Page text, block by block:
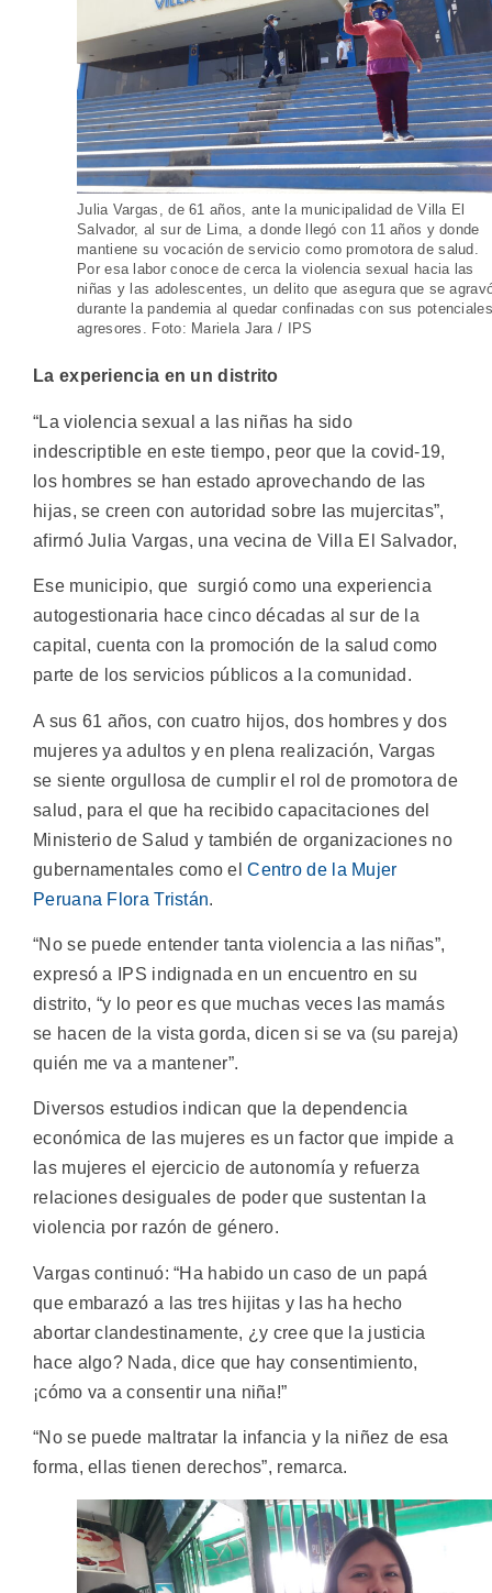
Julia Vargas, de 61 años, ante la municipalidad de Villa El
Salvador, al sur de Lima, a donde llegó con 11 años y donde
mantiene su vocación de servicio como promotora de salud.
Por esa labor conoce de cerca la violencia sexual hacia las
niñas y las adolescentes, un delito que asegura que se
durante la pandemia al quedar confinadas con sus potenciales
agresores. Foto: Mariela Jara / IPS
La experiencia en un distrito
“La violencia sexual a las niñas ha sido
indescriptible en este tiempo, peor que la covid-19,
los hombres se han estado aprovechando de las
hijas, se creen con autoridad sobre las mujercitas”,
afirmó Julia Vargas, una vecina de Villa El Salvador,
Ese municipio, que surgió como una experiencia
autogestionaria hace cinco décadas al sur de la
capital, cuenta con la promoción de la salud como
parte de los servicios públicos a la comunidad.
A sus 61 años, con cuatro hijos, dos hombres y dos
mujeres ya adultos y en plena realización, Vargas
se siente orgullosa de cumplir el rol de promotora de
salud, para el que ha recibido capacitaciones del
Ministerio de Salud y también de organizaciones no
gubernamentales como elCentro de la Mujer
Peruana Flora Tristán.
“No se puede entender tanta violencia a las niñas”,
expresó a IPS indignada en un encuentro en su
distrito, “y lo peor es que muchas veces las mamás
se hacen de la vista gorda, dicen si se va (su pareja)
quién me va a mantener”.
Diversos estudios indican que la dependencia
económica de las mujeres es un factor que impide a
las mujeres el ejercicio de autonomía y refuerza
relaciones desiguales de poder que sustentan la
violencia por razón de género.
Vargas continuó: “Ha habido un caso de un papá
que embarazó a las tres hijitas y las ha hecho
abortar clandestinamente, ¿y cree que la justicia
hace algo? Nada, dice que hay consentimiento,
¡cómo va a consentir una niña!”
“No se puede maltratar la infancia y la niñez de esa
forma, ellas tienen derechos”, remarca.